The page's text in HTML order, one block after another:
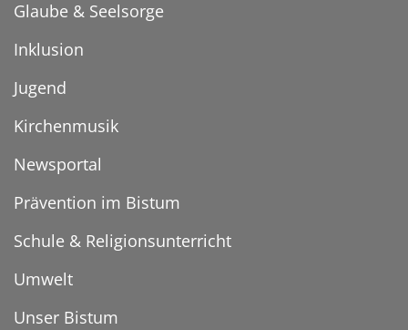
Glaube & Seelsorge
Inklusion
Jugend
Kirchenmusik
Newsportal
Prävention im Bistum
Schule & Religionsunterricht
Umwelt
Unser Bistum